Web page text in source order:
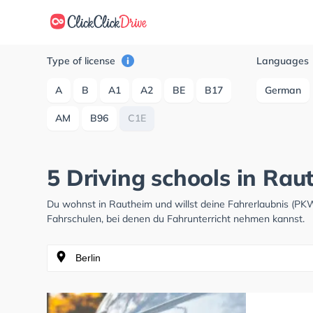
Type of license
A B A1 A2 BE B17
AM B96 C1E
Languages
German
5 Driving schools in
Du wohnst in Rautheim und willst deine Fahrerlaubnis
Fahrschulen, bei denen du Fahrunterricht nehmen kannst.